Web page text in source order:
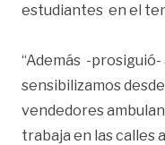
estudiantes en el
“Además -
sensibilizamos
vendedores
trabaja en las calles